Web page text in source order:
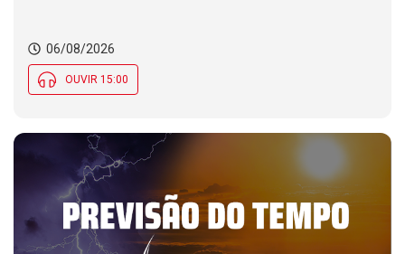
06/08/2026
OUVIR 15:00